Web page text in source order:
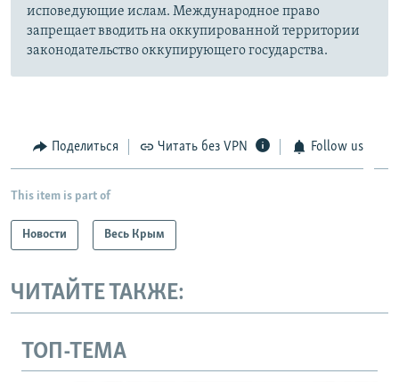
исповедующие ислам. Международное право
запрещает вводить на оккупированной территории
законодательство оккупирующего государства.
Поделиться Читать без VPN Follow us
This item is part of
Новости Весь Крым
ЧИТАЙТЕ ТАКЖЕ:
ТОП-ТЕМА